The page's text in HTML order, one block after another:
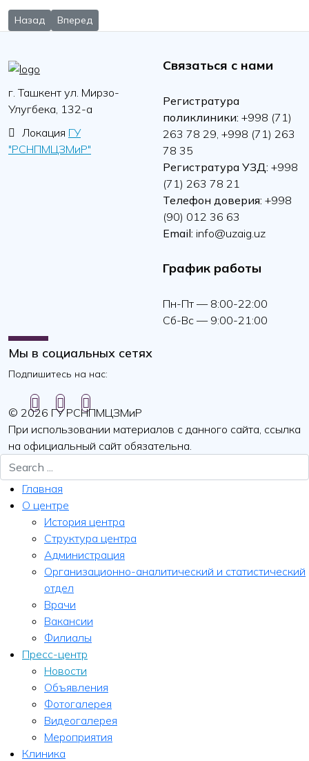
Предыдущий: Впервые в РСНПМЦЗМиР прошёл
Назад Следующий: Рабочая группа Республиканского
Вперед
г. Ташкент ул. Мирзо-
Улугбека, 132-а
Локация ГУ
"РСНПМЦЗМиР"
Связаться с нами
Регистратура
поликлиники: +998 (71)
263 78 29, +998 (71) 263
78 35
Регистратура УЗД: +998
(71) 263 78 21
Телефон доверия: +998
(90) 012 36 63
Email: info@uzaig.uz
График работы
Пн-Пт — 8:00-22:00
Сб-Вс — 9:00-21:00
Мы в социальных сетях
Подпишитесь на нас:
© 2026 ГУ РСНПМЦЗМиР
При использовании материалов с данного сайта, ссылка
на официальный сайт обязательна.
Главная
О центре
История центра
Структура центра
Администрация
Организационно-аналитический и статистический
отдел
Врачи
Вакансии
Филиалы
Пресс-центр
Новости
Объявления
Фотогалерея
Видеогалерея
Мероприятия
Клиника